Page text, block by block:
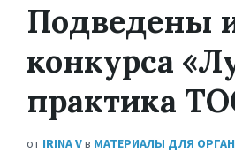
Подведены
конкурса
практика
от IRINA Vв МАТЕРИАЛЫ ДЛЯ